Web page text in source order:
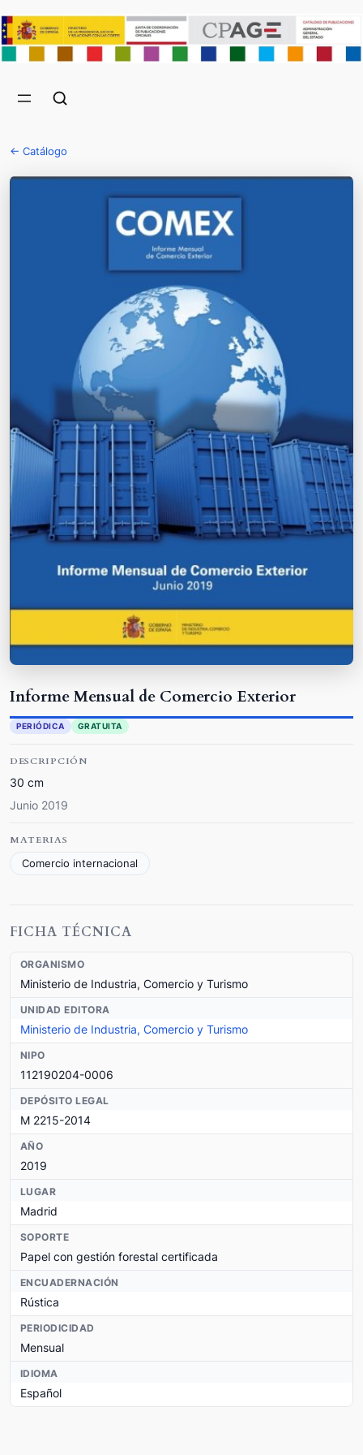
← Catálogo
Informe Mensual de Comercio Exterior
PERIÓDICA GRATUITA
DESCRIPCIÓN
30 cm
Junio 2019
MATERIAS
Comercio internacional
FICHA TÉCNICA
ORGANISMO
Ministerio de Industria, Comercio y Turismo
UNIDAD EDITORA
Ministerio de Industria, Comercio y Turismo
NIPO
112190204-0006
DEPÓSITO LEGAL
M 2215-2014
AÑO
2019
LUGAR
Madrid
SOPORTE
Papel con gestión forestal certificada
ENCUADERNACIÓN
Rústica
PERIODICIDAD
Mensual
IDIOMA
Español